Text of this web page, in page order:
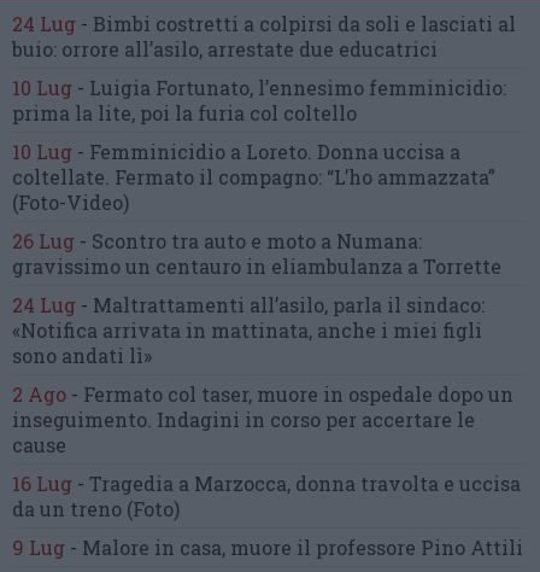
24 Lug - Bimbi costretti a colpirsi da soli e lasciati al
buio: orrore all’asilo, arrestate due educatrici
10 Lug - Luigia Fortunato, l’ennesimo femminicidio:
prima la lite, poi la furia col coltello
10 Lug - Femminicidio a Loreto. Donna uccisa a
coltellate. Fermato il compagno: “L’ho ammazzata”
(Foto-Video)
26 Lug - Scontro tra auto e moto a Numana:
gravissimo un centauro in eliambulanza a Torrette
24 Lug - Maltrattamenti all’asilo, parla il sindaco:
«Notifica arrivata in mattinata, anche i miei figli
sono andati lì»
2 Ago - Fermato col taser, muore in ospedale dopo un
inseguimento. Indagini in corso per accertare le
cause
16 Lug - Tragedia a Marzocca, donna travolta e uccisa
da un treno (Foto)
9 Lug - Malore in casa, muore il professore Pino Attili